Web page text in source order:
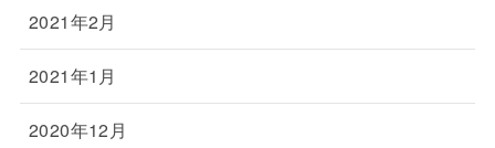
2021年2月
2021年1月
2020年12月